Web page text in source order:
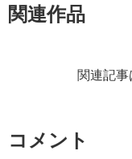
関連作品
関連記事
コメント